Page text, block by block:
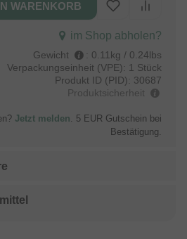
im Shop abholen?
Gewicht : 0.11kg / 0.24lbs
Verpackungseinheit (VPE): 1 Stück
Produkt ID (PID): 30687
Produktsicherheit
Jetzt melden. 5 EUR Gutschein bei
Bestätigung.